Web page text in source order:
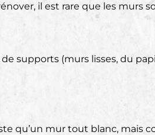
il est rare que les
de supports (murs lisses, du
qu’un mur tout blanc, mais